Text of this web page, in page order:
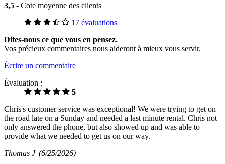
3,5 - Cote moyenne des clients
17 évaluations
Dites-nous ce que vous en pensez.
Vos précieux commentaires nous aideront à mieux vous servir.
Écrire un commentaire
Évaluation :
5
Chris's customer service was exceptional! We were trying to get on
the road late on a Sunday and needed a last minute rental. Chris not
only answered the phone, but also showed up and was able to
provide what we needed to get us on our way.
Thomas J (6/25/2026)